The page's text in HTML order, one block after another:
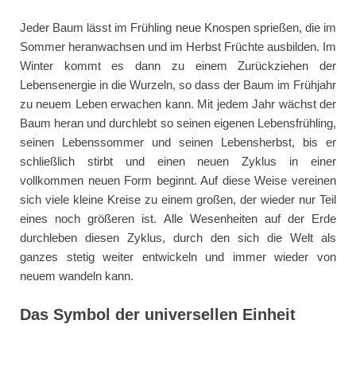
Jeder Baum lässt im Frühling neue Knospen sprießen, die im
Sommer heranwachsen und im Herbst Früchte ausbilden. Im
Winter kommt es dann zu einem Zurückziehen der
Lebensenergie in die Wurzeln, so dass der Baum im Frühjahr
zu neuem Leben erwachen kann. Mit jedem Jahr wächst der
Baum heran und durchlebt so seinen eigenen Lebensfrühling,
seinen Lebenssommer und seinen Lebensherbst, bis er
schließlich stirbt und einen neuen Zyklus in einer
vollkommen neuen Form beginnt. Auf diese Weise vereinen
sich viele kleine Kreise zu einem großen, der wieder nur Teil
eines noch größeren ist. Alle Wesenheiten auf der Erde
durchleben diesen Zyklus, durch den sich die Welt als
ganzes stetig weiter entwickeln und immer wieder von
neuem wandeln kann.
Das Symbol der universellen Einheit